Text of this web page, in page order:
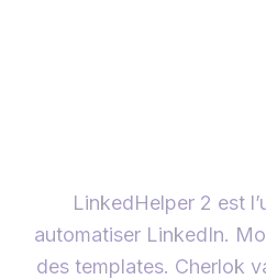
LinkedHelper 2 est
automatiser LinkedIn.
des templates. Cherlok